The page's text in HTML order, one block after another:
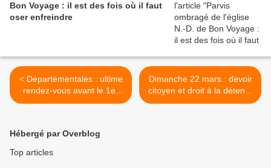
Bon Voyage : il est des fois où il faut
oser enfreindre
< Départementales : ultime
rendez-vous avant le 1er
tour !
Dimanche 22 mars : devoir
citoyen et droit à la détente
>
Hébergé par Overblog
Top articles